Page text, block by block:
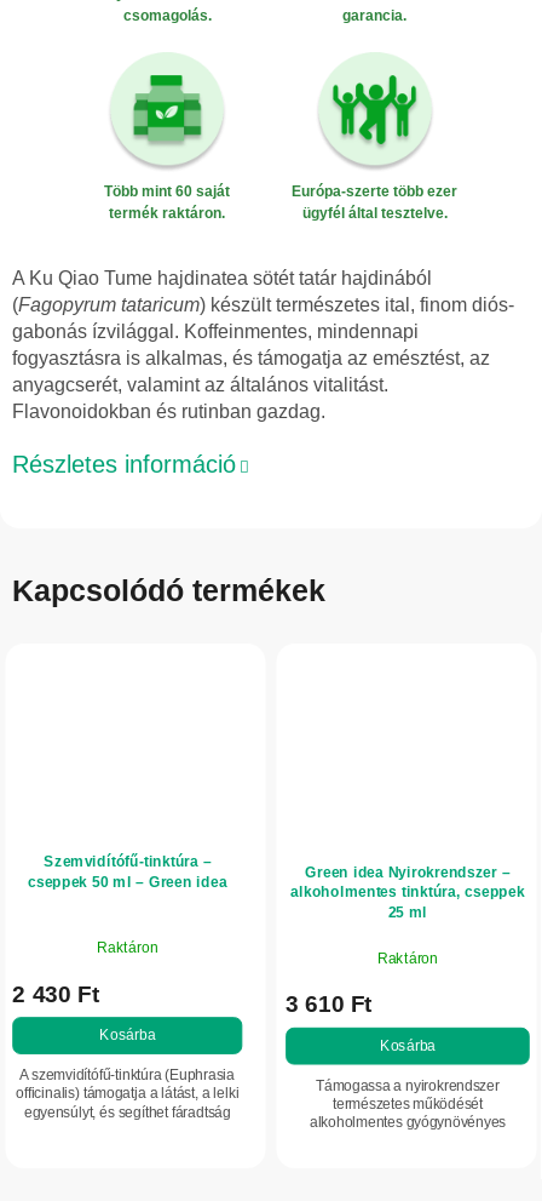
csomagolás.
garancia.
Több mint 60 saját
termék raktáron.
Európa-szerte több ezer
ügyfél által tesztelve.
A Ku Qiao Tume hajdinatea sötét tatár hajdinából
(Fagopyrum tataricum) készült természetes ital, finom diós-
gabonás ízvilággal. Koffeinmentes, mindennapi
fogyasztásra is alkalmas, és támogatja az emésztést, az
anyagcserét, valamint az általános vitalitást.
Flavonoidokban és rutinban gazdag.
Részletes információ
Kapcsolódó termékek
Szemvidítófű-tinktúra –
cseppek 50 ml – Green idea
Raktáron
2 430 Ft
Kosárba
A szemvidítófű-tinktúra (Euphrasia
officinalis) támogatja a látást, a lelki
egyensúlyt, és segíthet fáradtság
Green idea Nyirokrendszer –
alkoholmentes tinktúra, cseppek
25 ml
Raktáron
3 610 Ft
Kosárba
Támogassa a nyirokrendszer
természetes működését
alkoholmentes gyógynövényes